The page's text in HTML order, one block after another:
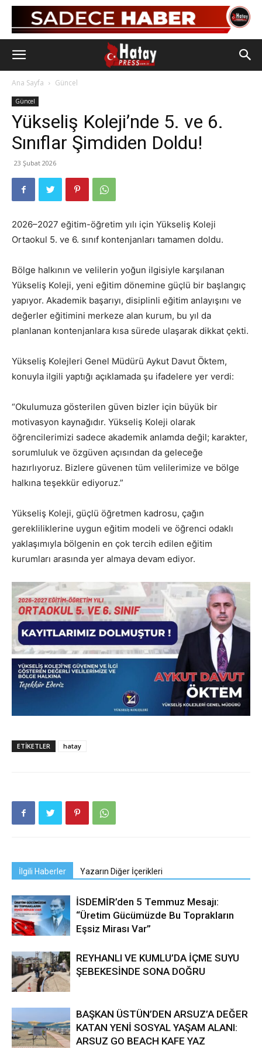
Ana Sayfa Güncel
Güncel
Yükseliş Koleji’nde 5. ve 6.
Sınıflar Şimdiden Doldu!
23 Şubat 2026
2026–2027 eğitim-öğretim yılı için Yükseliş Koleji
Ortaokul 5. ve 6. sınıf kontenjanları tamamen doldu.
Bölge halkının ve velilerin yoğun ilgisiyle karşılanan
Yükseliş Koleji, yeni eğitim dönemine güçlü bir başlangıç
yapıyor. Akademik başarıyı, disiplinli eğitim anlayışını ve
değerler eğitimini merkeze alan kurum, bu yıl da
planlanan kontenjanlara kısa sürede ulaşarak dikkat çekti.
Yükseliş Kolejleri Genel Müdürü Aykut Davut Öktem,
konuyla ilgili yaptığı açıklamada şu ifadelere yer verdi:
“Okulumuza gösterilen güven bizler için büyük bir
motivasyon kaynağıdır. Yükseliş Koleji olarak
öğrencilerimizi sadece akademik anlamda değil; karakter,
sorumluluk ve özgüven açısından da geleceğe
hazırlıyoruz. Bizlere güvenen tüm velilerimize ve bölge
halkına teşekkür ediyoruz.”
Yükseliş Koleji, güçlü öğretmen kadrosu, çağın
gerekliliklerine uygun eğitim modeli ve öğrenci odaklı
yaklaşımıyla bölgenin en çok tercih edilen eğitim
kurumları arasında yer almaya devam ediyor.
ETIKETLER hatay
İlgili Haberler Yazarın Diğer İçerikleri
İSDEMİR’den 5 Temmuz Mesajı:
“Üretim Gücümüzde Bu Toprakların
Eşsiz Mirası Var”
REYHANLI VE KUMLU’DA İÇME SUYU
ŞEBEKESİNDE SONA DOĞRU
BAŞKAN ÜSTÜN’DEN ARSUZ’A DEĞER
KATAN YENİ SOSYAL YAŞAM ALANI:
ARSUZ GO BEACH KAFE YAZ